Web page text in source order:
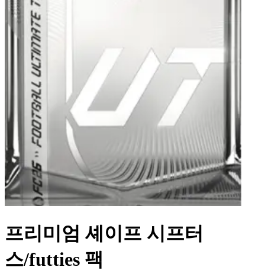
프리미엄 셰이프 시프터
스/futties 팩